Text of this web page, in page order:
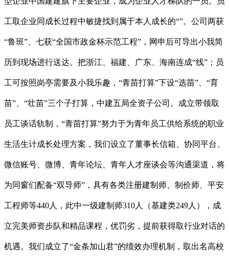
工取企业同成长过程中敏捷找到属于本人成长的“”。公司两获
“鲁班”、七获“全国市政金杯示范工程”，网申后可导出小我简
历到现场进行送达。把浙江、福建、广东、海南连成“线”；员
工可按照岗亭需要及小我乐趣，“青苗打算”下设“选苗”、“育
苗”、“壮苗”三个子打算，中建五局全资子公司。成立带领取
员工谈话轨制，“青苗打算”努力于为青年员工供给系统的职业
生活生计成长处理方案，我们设立了董事长信箱、协同平台、
微信账号、微博、青年论坛、青年人才座谈会等沟通渠道，将
为同窗们配备“双导师”，具有各类注册建制师、制价师、平安
工程师等440人，此中一级建制师310人（基建类249人），成
立完美师资步队和精品课程，优罚劣，提前获得取行业对话的
机遇。我们成立了“金条加山君”的绩效办理机制，取出名高校